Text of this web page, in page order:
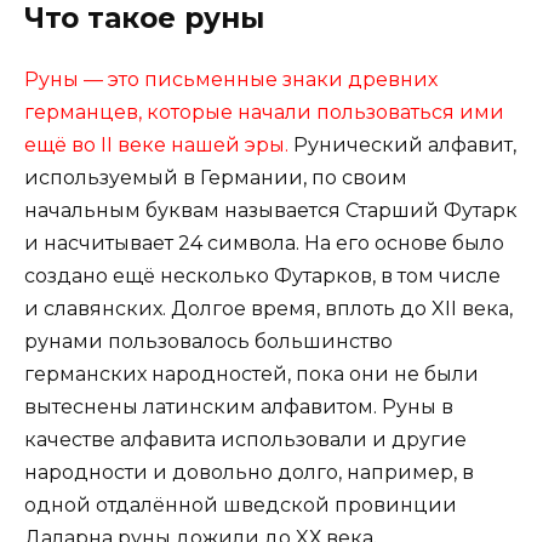
Что такое руны
Руны — это письменные знаки древних
германцев, которые начали пользоваться ими
ещё во II веке нашей эры. Рунический алфавит,
используемый в Германии, по своим
начальным буквам называется Старший Футарк
и насчитывает 24 символа. На его основе было
создано ещё несколько Футарков, в том числе
и славянских. Долгое время, вплоть до XII века,
рунами пользовалось большинство
германских народностей, пока они не были
вытеснены латинским алфавитом. Руны в
качестве алфавита использовали и другие
народности и довольно долго, например, в
одной отдалённой шведской провинции